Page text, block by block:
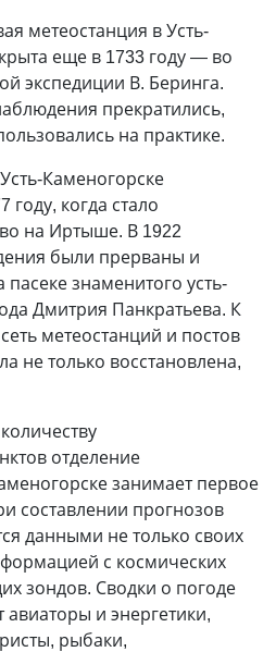
метеостанция в Усть-
еще в 1733 году — во
экспедиции В. Беринга.
прекратились,
на практике.
Каменогорске
году, когда стало
на Иртыше. В 1922
были прерваны и
знаменитого усть-
Дмитрия Панкратьева. К
метеостанций и постов
не только восстановлена,
отделение
занимает первое
составлении прогнозов
данными не только своих
с космических
зондов. Сводки о погоде
и энергетики,
рыбаки,